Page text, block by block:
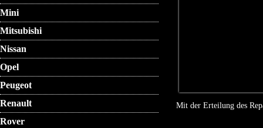
Mini
Mitsubishi
Nissan
Opel
Peugeot
Renault
Rover
Mit der Erteilung des